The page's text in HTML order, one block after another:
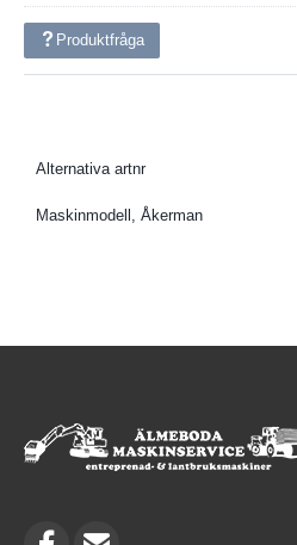
Produktfråga
Alternativa artnr
Maskinmodell, Åkerman